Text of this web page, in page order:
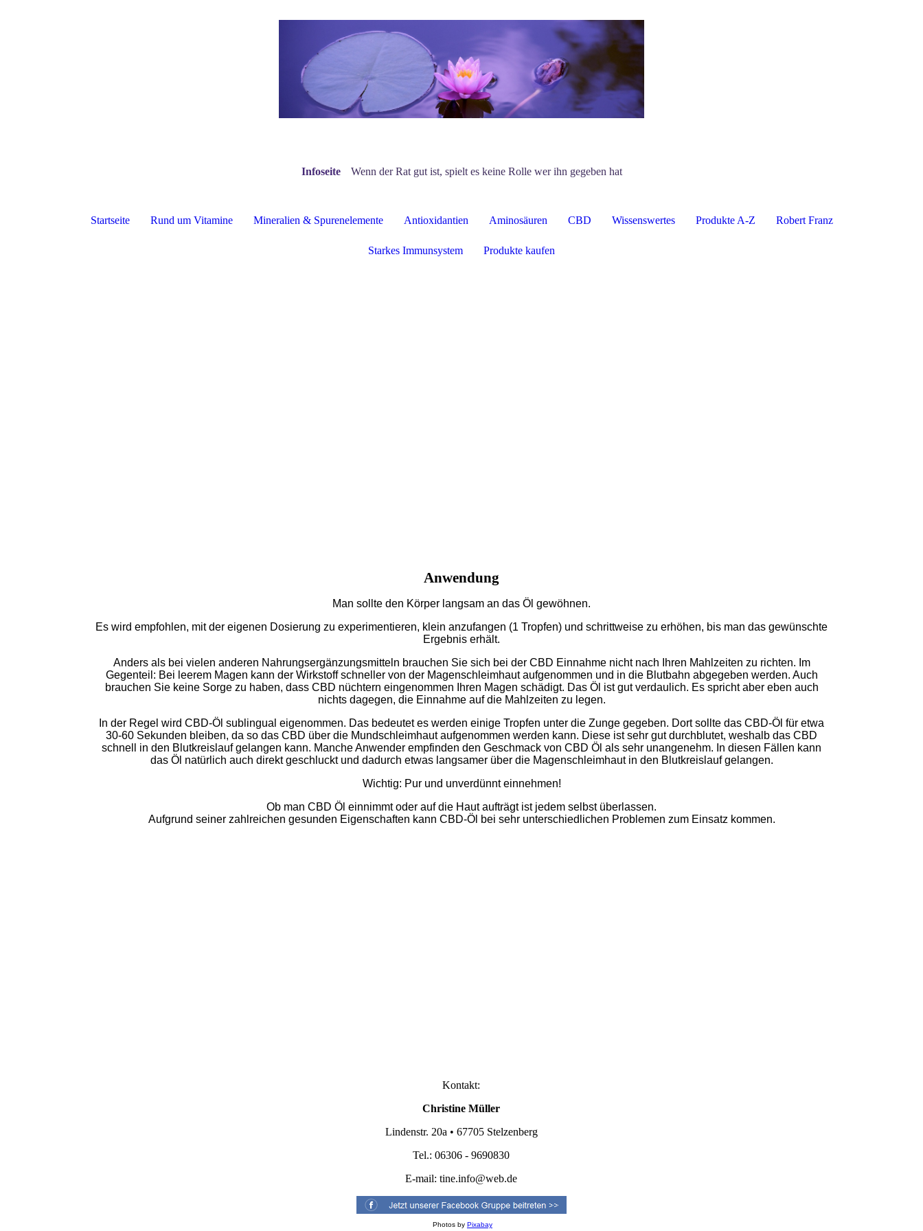
Infoseite Wenn der Rat gut ist, spielt es keine Rolle wer ihn gegeben hat
Startseite Rund um Vitamine Mineralien & Spurenelemente Antioxidantien Aminosäuren CBD Wissenswertes Produkte A-Z Robert Franz
Starkes Immunsystem Produkte kaufen
Anwendung
Man sollte den Körper langsam an das Öl gewöhnen.
Es wird empfohlen, mit der eigenen Dosierung zu experimentieren, klein anzufangen (1 Tropfen) und schrittweise zu erhöhen, bis man das gewünschte
Ergebnis erhält.
Anders als bei vielen anderen Nahrungsergänzungsmitteln brauchen Sie sich bei der CBD Einnahme nicht nach Ihren Mahlzeiten zu richten. Im
Gegenteil: Bei leerem Magen kann der Wirkstoff schneller von der Magenschleimhaut aufgenommen und in die Blutbahn abgegeben werden. Auch
brauchen Sie keine Sorge zu haben, dass CBD nüchtern eingenommen Ihren Magen schädigt. Das Öl ist gut verdaulich. Es spricht aber eben auch
nichts dagegen, die Einnahme auf die Mahlzeiten zu legen.
In der Regel wird CBD-Öl sublingual eigenommen. Das bedeutet es werden einige Tropfen unter die Zunge gegeben. Dort sollte das CBD-Öl für etwa
30-60 Sekunden bleiben, da so das CBD über die Mundschleimhaut aufgenommen werden kann. Diese ist sehr gut durchblutet, weshalb das CBD
schnell in den Blutkreislauf gelangen kann. Manche Anwender empfinden den Geschmack von CBD Öl als sehr unangenehm. In diesen Fällen kann
das Öl natürlich auch direkt geschluckt und dadurch etwas langsamer über die Magenschleimhaut in den Blutkreislauf gelangen.
Wichtig: Pur und unverdünnt einnehmen!
Ob man CBD Öl einnimmt oder auf die Haut aufträgt ist jedem selbst überlassen.
Aufgrund seiner zahlreichen gesunden Eigenschaften kann CBD-Öl bei sehr unterschiedlichen Problemen zum Einsatz kommen.
Kontakt:
Christine Müller
Lindenstr. 20a • 67705 Stelzenberg
Tel.: 06306 - 9690830
E-mail:tine.info@web.de
Photos by Pixabay